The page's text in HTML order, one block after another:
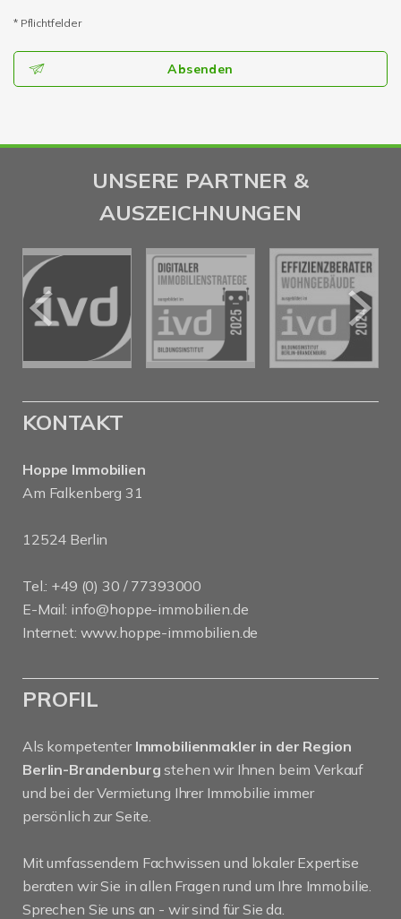
* Pflichtfelder
Absenden
UNSERE PARTNER &
AUSZEICHNUNGEN
KONTAKT
Hoppe Immobilien
Am Falkenberg 31
12524 Berlin
Tel.: +49 (0) 30 / 77393000
E-Mail: info@hoppe-immobilien.de
Internet: www.hoppe-immobilien.de
PROFIL
Als kompetenter Immobilienmakler in der Region
Berlin-Brandenburg stehen wir Ihnen beim Verkauf
und bei der Vermietung Ihrer Immobilie immer
persönlich zur Seite.
Mit umfassendem Fachwissen und lokaler Expertise
beraten wir Sie in allen Fragen rund um Ihre Immobilie.
Sprechen Sie uns an - wir sind für Sie da.